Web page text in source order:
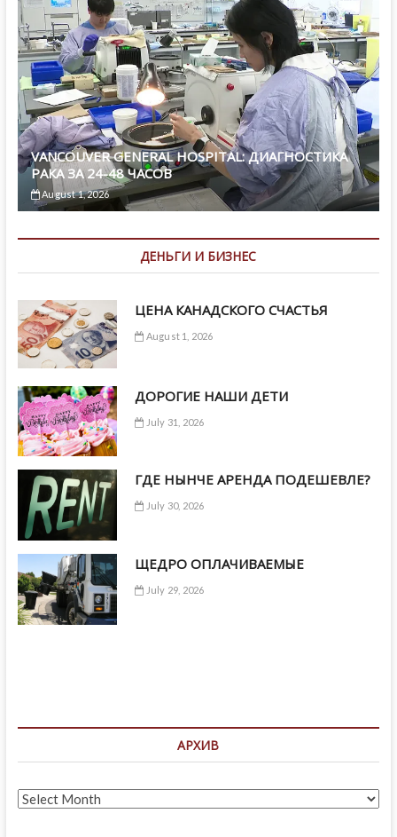
VANCOUVER GENERAL HOSPITAL: ДИАГНОСТИКА
РАКА ЗА 24-48 ЧАСОВ
August 1, 2026
ДЕНЬГИ И БИЗНЕС
ЦЕНА КАНАДСКОГО СЧАСТЬЯ
August 1, 2026
ДОРОГИЕ НАШИ ДЕТИ
July 31, 2026
ГДЕ НЫНЧЕ АРЕНДА ПОДЕШЕВЛЕ?
July 30, 2026
ЩЕДРО ОПЛАЧИВАЕМЫЕ
July 29, 2026
АРХИВ
Архив